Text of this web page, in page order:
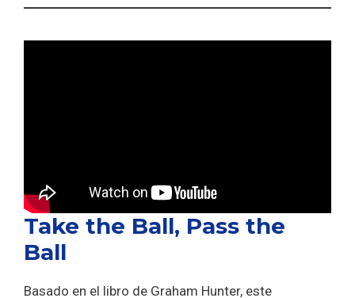
Take the Ball, Pass the
Ball
Basado en el libro de Graham Hunter, este